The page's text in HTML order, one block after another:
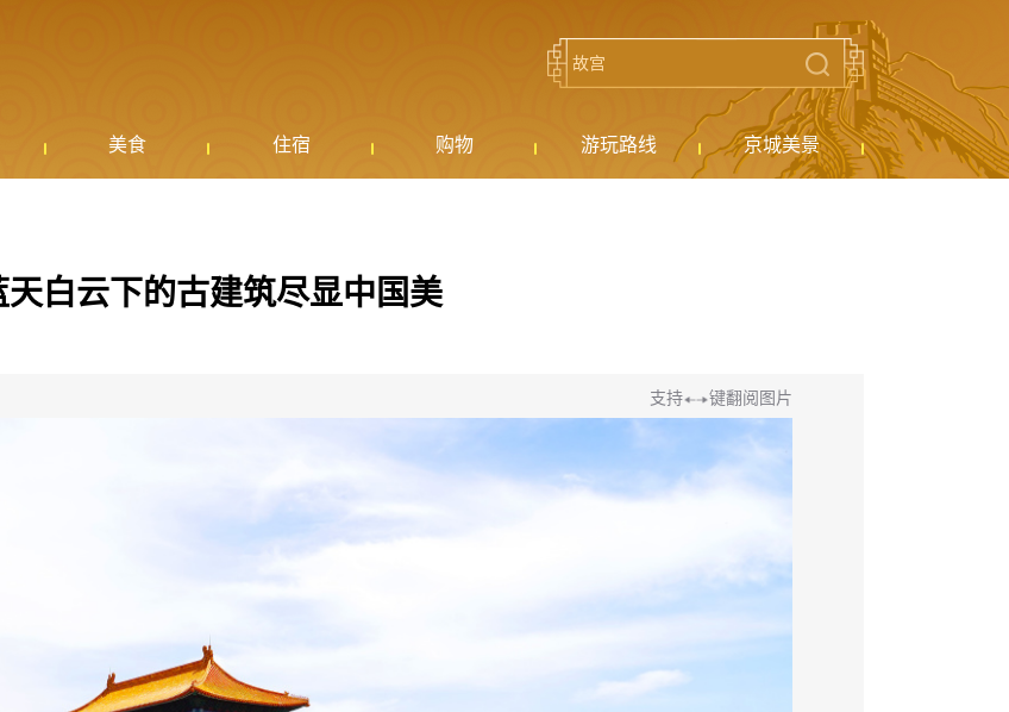
美食 住宿 购物 游玩路线 京城美景
天白云下的古建筑尽显中国美
支持 键翻阅图片